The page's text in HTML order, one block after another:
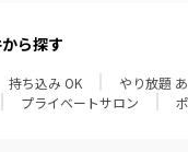
ら探す
持ち込み OK やり放題
プライベートサロン